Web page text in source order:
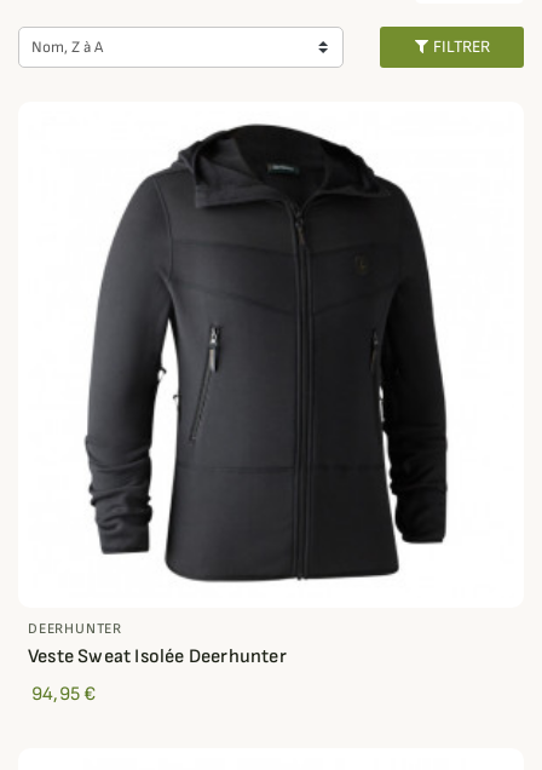
Ce vêtement fin ou épais et généralement doux est conçu pour isoler le
haut de votre corps contre le froid. Il peut être porté seul lorsque les
Pour des modèles techniques adaptés aux activités de plein air comme la
ou le travail dehors, optez pour les modèles Seeland,
, davantage respirants aux coloris discrets.
Si vous êtes plutôt stylé et soucieux de votre apparence, optez pour les
modèles de pulls
pour un look plus élégant
et distingué.
Nom, Z à A FILTRER
DEERHUNTER
Veste Sweat Isolée Deerhunter
94,95 €